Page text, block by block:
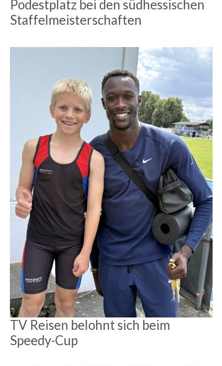
Podestplatz bei den südhessischen
Staffelmeisterschaften
TV Reisen belohnt sich beim
Speedy-Cup